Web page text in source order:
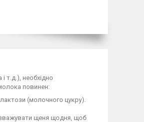
т.д.), необхідно
повинен:
(молочного цукру).
зважувати щеня щодня, щоб